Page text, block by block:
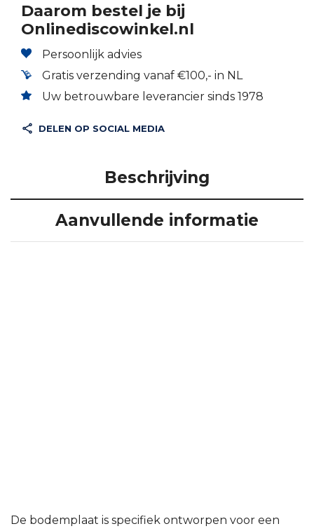
Daarom bestel je bij
Onlinediscowinkel.nl
Persoonlijk advies
Gratis verzending vanaf €100,- in NL
Uw betrouwbare leverancier sinds 1978
DELEN OP SOCIAL MEDIA
Beschrijving
Aanvullende informatie
De bodemplaat is specifiek ontworpen voor een